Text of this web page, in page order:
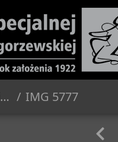
IMG 5777